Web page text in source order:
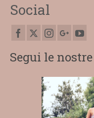
Social
Segui le